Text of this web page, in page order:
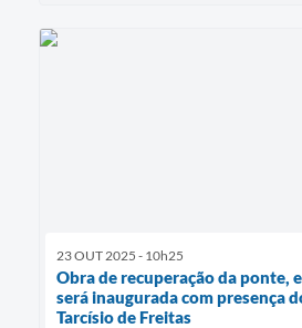
23 OUT 2025 - 10h25
Obra de recuperação da ponte,
será inaugurada com presença
Tarcísio de Freitas